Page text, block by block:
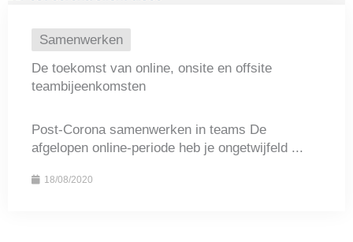
Samenwerken
De toekomst van online, onsite en offsite
teambijeenkomsten
Post-Corona samenwerken in teams De
afgelopen online-periode heb je ongetwijfeld ...
18/08/2020